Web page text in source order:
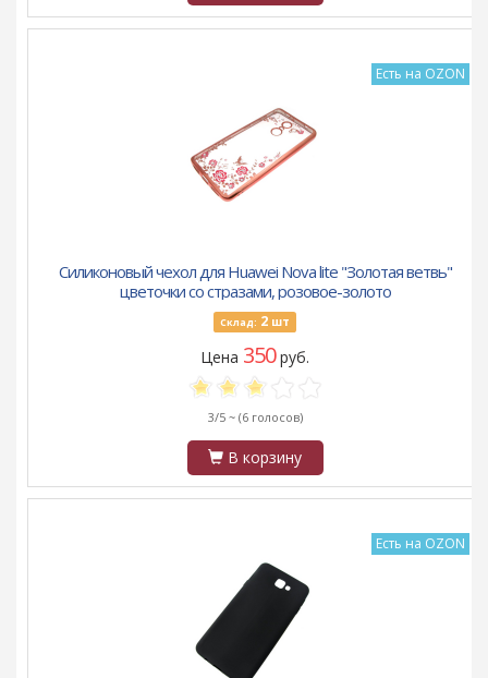
Есть на OZON
Силиконовый чехол для Huawei Nova lite "Золотая ветвь"
цветочки со стразами, розовое-золото
Склад: 2 шт
Цена 350руб.
3/5 ~ (6 голосов)
В корзину
Есть на OZON